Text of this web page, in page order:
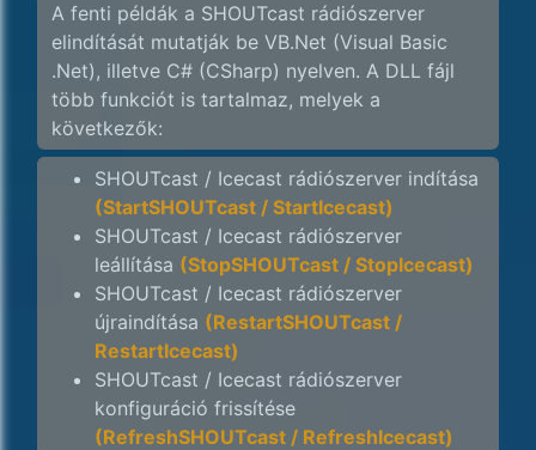
A fenti példák a SHOUTcast rádiószerver
elindítását mutatják be VB.Net (Visual Basic
.Net), illetve C# (CSharp) nyelven. A DLL fájl
több funkciót is tartalmaz, melyek a
következők:
SHOUTcast / Icecast rádiószerver indítása
(StartSHOUTcast / StartIcecast)
SHOUTcast / Icecast rádiószerver
leállítása (StopSHOUTcast / StopIcecast)
SHOUTcast / Icecast rádiószerver
újraindítása (RestartSHOUTcast /
RestartIcecast)
SHOUTcast / Icecast rádiószerver
konfiguráció frissítése
(RefreshSHOUTcast / RefreshIcecast)